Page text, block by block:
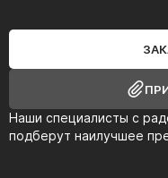
Наши специалисты с
подберут наилучшее